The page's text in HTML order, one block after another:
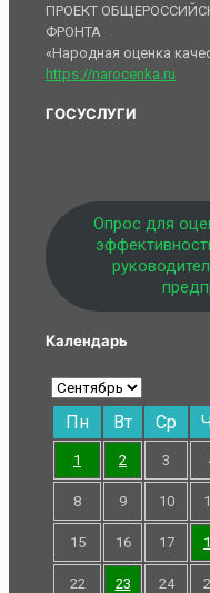
ПРОЕКТ
ФРОНТА
«Народная оценка
https://narocenka.ru
ГОСУСЛУГИ
Опрос для
Календарь
Пн Вт Ср
1 2 3
8 9 10
15 16 17
22 23 24